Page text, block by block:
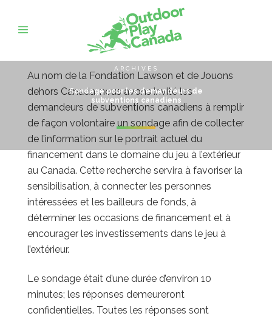
ARCHIVES
Sondage pour les demandeurs de
subventions canadiens
Au nom de la Fondation Lawson et de Jouons
dehors Canada, nous avons invité les
demandeurs de subventions canadiens à remplir
de façon volontaire un sondage afin de collecter
de l’information sur le portrait actuel du
financement dans le domaine du jeu à l’extérieur
au Canada. Cette recherche servira à favoriser la
sensibilisation, à connecter les personnes
intéressées et les bailleurs de fonds, à
déterminer les occasions de financement et à
encourager les investissements dans le jeu à
l’extérieur.
Le sondage était d’une durée d’environ 10
minutes; les réponses demeureront
confidentielles. Toutes les réponses sont